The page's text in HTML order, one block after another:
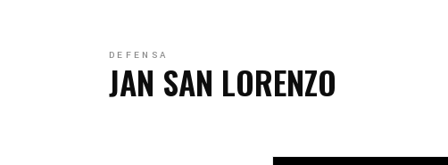
DEFENSA
JAN SAN LORENZO